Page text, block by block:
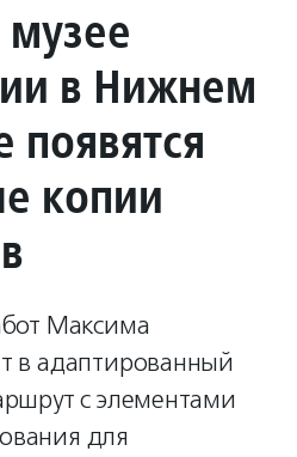
в Нижнем
появятся
копии
Максима
в адаптированный
с элементами
для